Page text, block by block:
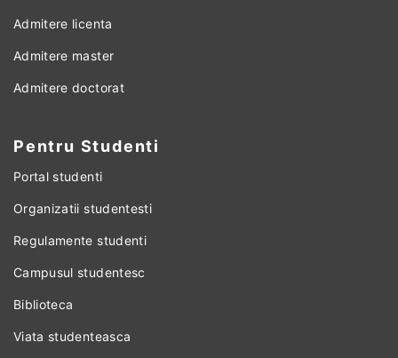
Admitere licenta
Admitere master
Admitere doctorat
Pentru Studenti
Portal studenti
Organizatii studentesti
Regulamente studenti
Campusul studentesc
Biblioteca
Viata studenteasca